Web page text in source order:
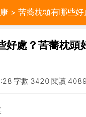
> 苦蕎枕頭有哪些
好處？苦蕎枕頭
字數 3420 閱讀 4089